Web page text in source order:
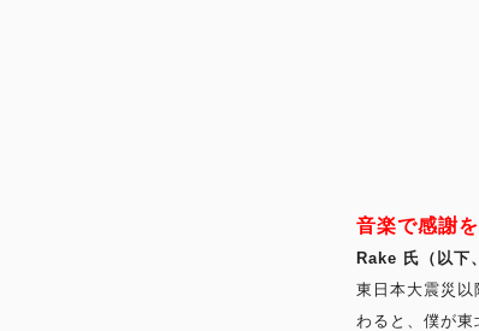
音楽で感謝
Rake 氏（以下
東日本大震災以
わると、僕が